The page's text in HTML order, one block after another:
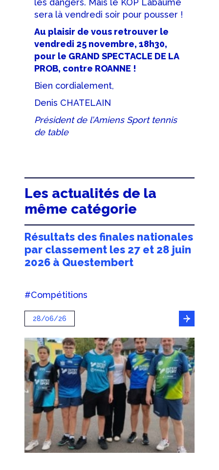
les dangers. Mais le KOP Labaume
sera là vendredi soir pour pousser !
Au plaisir de vous retrouver le
vendredi 25 novembre, 18h30,
pour le GRAND SPECTACLE DE LA
PROB, contre ROANNE !
Bien cordialement,
Denis CHATELAIN
Président de l’Amiens Sport tennis
de table
Les actualités de la
même catégorie
Résultats des finales nationales
par classement les 27 et 28 juin
2026 à Questembert
#Compétitions
28/06/26